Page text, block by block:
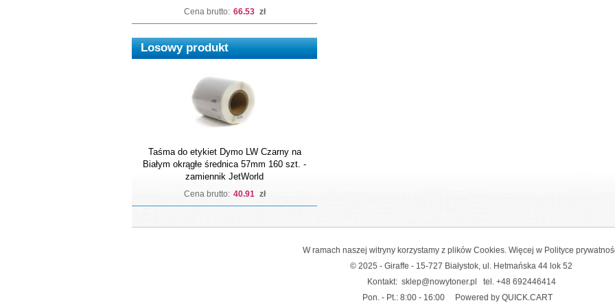
Cena brutto: 66.53 zł
Losowy produkt
Taśma do etykiet Dymo LW Czarny na
Białym okrągłe średnica 57mm 160 szt. -
zamiennik JetWorld
Cena brutto: 40.91 zł
W ramach naszej witryny korzystamy z plików Cookies. Więcej w Polityce
© 2025 - Giraffe - 15-727 Białystok, ul. Hetmańska 44 lok 52
Kontakt: sklep@nowytoner.pl tel. +48 692446414
Pon. - Pt.: 8:00 - 16:00
Powered by QUICK.CART